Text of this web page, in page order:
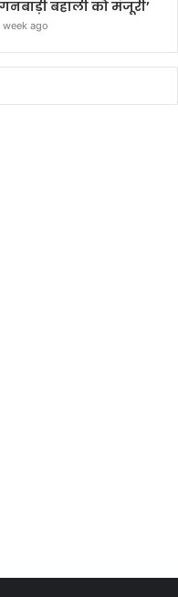
बहाली को मंजूरी’
week ago